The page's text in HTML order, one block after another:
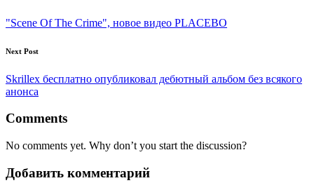
"Scene Of The Crime", новое видео PLACEBO
Next Post
Skrillex бесплатно опубликовал дебютный альбом без всякого
анонса
Comments
No comments yet. Why don’t you start the discussion?
Добавить комментарий